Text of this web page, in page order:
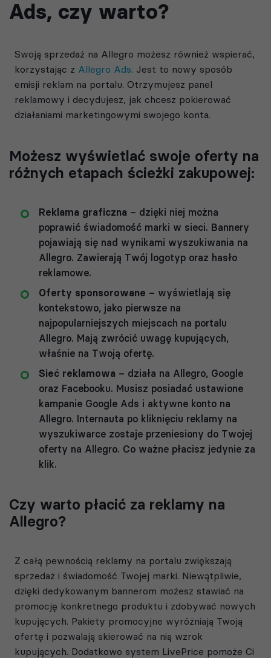
Ads, czy warto?
Swoją sprzedaż na Allegro możesz również wspierać,
korzystając z Allegro Ads. Jest to nowy sposób
emisji reklam na portalu. Otrzymujesz panel
reklamowy i decydujesz, jak chcesz pokierować
działaniami marketingowymi swojego konta.
Możesz wyświetlać swoje oferty na
różnych etapach ścieżki zakupowej:
Reklama graficzna – dzięki niej można
poprawić świadomość marki w sieci. Bannery
pojawiają się nad wynikami wyszukiwania na
Allegro. Zawierają Twój logotyp oraz hasło
reklamowe.
Oferty sponsorowane – wyświetlają się
kontekstowo, jako pierwsze na
najpopularniejszych miejscach na portalu
Allegro. Mają zwrócić uwagę kupujących,
właśnie na Twoją ofertę.
Sieć reklamowa – działa na Allegro, Google
oraz Facebooku. Musisz posiadać ustawione
kampanie Google Ads i aktywne konto na
Allegro. Internauta po kliknięciu reklamy na
wyszukiwarce zostaje przeniesiony do Twojej
oferty na Allegro. Co ważne płacisz jedynie za
klik.
Czy warto płacić za reklamy na
Allegro?
Z całą pewnością reklamy na portalu zwiększają
sprzedaż i świadomość Twojej marki. Niewątpliwie,
dzięki dedykowanym bannerom możesz stawiać na
promocję konkretnego produktu i zdobywać nowych
kupujących. Pakiety promocyjne wyróżniają Twoją
ofertę i pozwalają skierować na nią wzrok
kupujących. Dodatkowo system LivePrice pomoże Ci